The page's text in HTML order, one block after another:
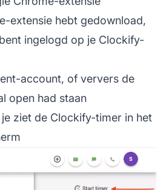
extensie hebt gedownload,
ingelogd op je Clockify-
account, of ververs de
open had staan
ziet de Clockify-timer in het